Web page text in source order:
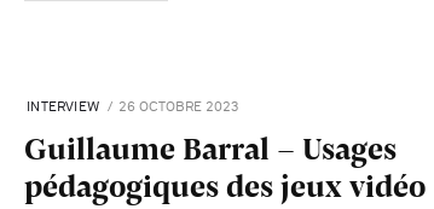
INTERVIEW 26 OCTOBRE 2023
Guillaume Barral - Usages
pédagogiques des jeux vidéo